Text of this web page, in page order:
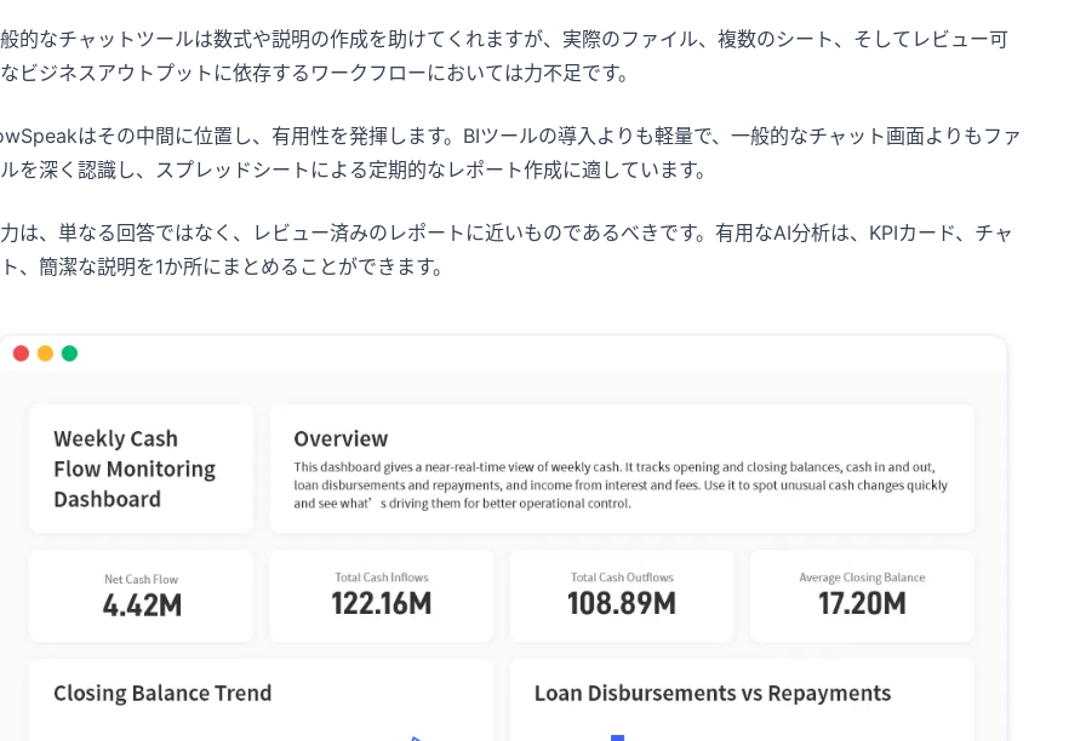
的なチャットツールは数式や説明の作成を助けてくれますが、実際のファイル、複数のシート、そしてレビュー可
ビジネスアウトプットに依存するワークフローにおいては力不足です。
はその中間に位置し、有用性を発揮します。BIツールの導入よりも軽量で、一般的なチャット画面よりもファ
を深く認識し、スプレッドシートによる定期的なレポート作成に適しています。
は、単なる回答ではなく、レビュー済みのレポートに近いものであるべきです。有用なAI分析は、KPIカード、チャ
、簡潔な説明を1か所にまとめることができます。